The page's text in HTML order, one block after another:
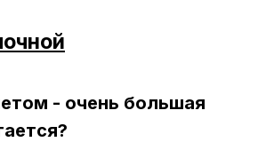
- очень большая